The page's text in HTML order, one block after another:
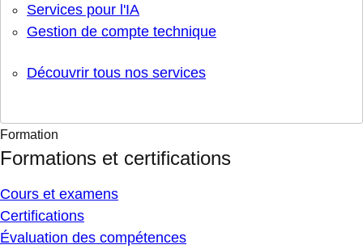
Services pour l'IA
Gestion de compte technique
Découvrir tous nos services
Formation
Formations et certifications
Cours et examens
Certifications
Évaluation des compétences